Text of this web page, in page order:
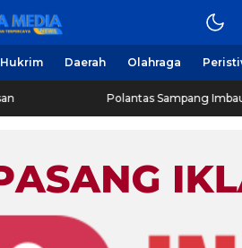
Hukrim Daerah Olahraga
Polantas Sampang Imbau Latihan